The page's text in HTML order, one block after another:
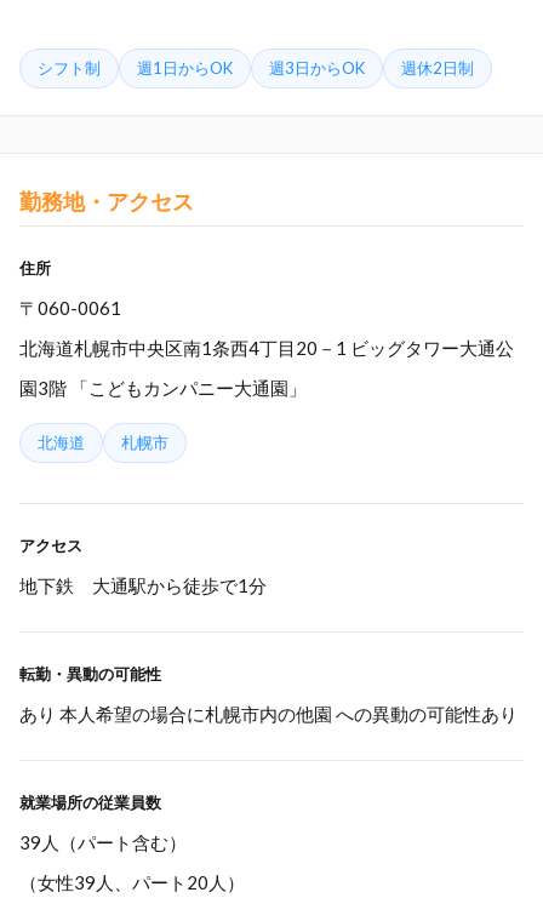
シフト制 週1日からOK 週3日からOK 週休2日制
勤務地・アクセス
住所
〒060-0061
北海道札幌市中央区南1条西4丁目20－1 ビッグタワー大通公
園3階 「こどもカンパニー大通園」
北海道 札幌市
アクセス
地下鉄 大通駅から徒歩で1分
転勤・異動の可能性
あり 本人希望の場合に札幌市内の他園 への異動の可能性あり
就業場所の従業員数
39人（パート含む）
（女性39人、パート20人）